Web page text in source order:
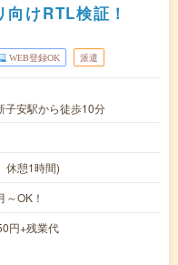
けRTL検証！
WEB登録OK 派遣
子安駅から徒歩10分
憩1時間)
OK！
円+残業代